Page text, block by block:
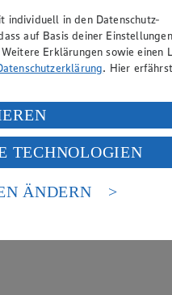
individuell in den Datenschutz-
auf Basis deiner
Erklärungen sowie einen
. Hier
USA durch Facebook und
des Art. 49 Abs. 1 Satz 1 lit.
Der EuGH sieht die USA als
Datenschutzniveau an. Es
TECHNOLOGIEN
ÄNDERN